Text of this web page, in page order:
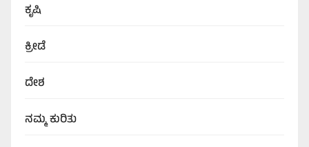
ಕೃಷಿ
ಕ್ರೀಡೆ
ದೇಶ
ನಮ್ಮ ಕುರಿತು